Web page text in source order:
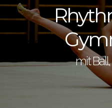
mit Ball,